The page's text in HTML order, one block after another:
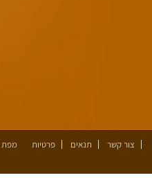
צור קשר תנאים פרטיות מפת